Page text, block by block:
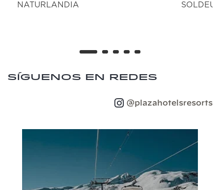
NATURLANDIA
SOLDEU
Síguenos en redes
@plazahotelsresorts